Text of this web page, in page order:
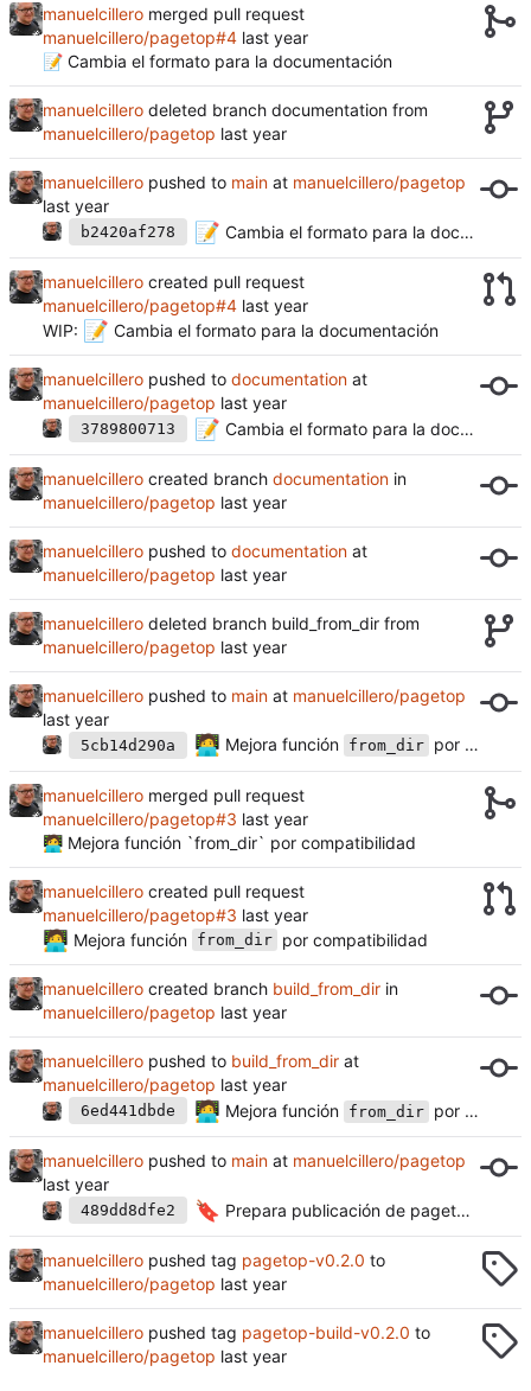
manuelcillero merged pull request
manuelcillero/pagetop#4
📝 Cambia el formato para la documentación
manuelcillero deleted branch documentation from
manuelcillero/pagetop
manuelcillero pushed to main at manuelcillero/pagetop
b2420af278 📝 Cambia el formato para la documentación (
manuelcillero created pull request
manuelcillero/pagetop#4
WIP: 📝 Cambia el formato para la documentación
manuelcillero pushed to documentation at
manuelcillero/pagetop
3789800713 📝 Cambia el formato para la documentación
manuelcillero created branch documentation in
manuelcillero/pagetop
manuelcillero pushed to documentation at
manuelcillero/pagetop
manuelcillero deleted branch build_from_dir from
manuelcillero/pagetop
manuelcillero pushed to main at manuelcillero/pagetop
5cb14d290a 🧑‍💻 Mejora función from_dir por compatibilidad (
manuelcillero merged pull request
manuelcillero/pagetop#3
🧑‍💻 Mejora función `from_dir` por compatibilidad
manuelcillero created pull request
manuelcillero/pagetop#3
🧑‍💻 Mejora función from_dir por compatibilidad
manuelcillero created branch build_from_dir in
manuelcillero/pagetop
manuelcillero pushed to build_from_dir at
manuelcillero/pagetop
6ed441dbde 🧑‍💻 Mejora función from_dir por compatibilidad
manuelcillero pushed to main at manuelcillero/pagetop
489dd8dfe2 🔖 Prepara publicación de pagetop 0.2.0
manuelcillero pushed tag pagetop-v0.2.0 to
manuelcillero/pagetop
manuelcillero pushed tag pagetop-build-v0.2.0 to
manuelcillero/pagetop